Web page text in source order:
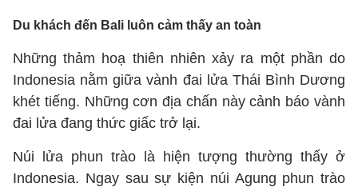
Du khách đến Bali luôn cảm thấy an toàn
Những thảm hoạ thiên nhiên xảy ra một phần do
Indonesia nằm giữa vành đai lửa Thái Bình Dương
khét tiếng. Những cơn địa chấn này cảnh báo vành
đai lửa đang thức giấc trở lại.
Núi lửa phun trào là hiện tượng thường thấy ở
Indonesia. Ngay sau sự kiện núi Agung phun trào